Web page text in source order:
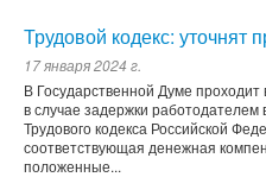
Трудовой кодекс: уточнят
17 января 2024 г.
В Государственной Думе
в случае задержки
Трудового кодекса Российской
соответствующая денежная
положенные...